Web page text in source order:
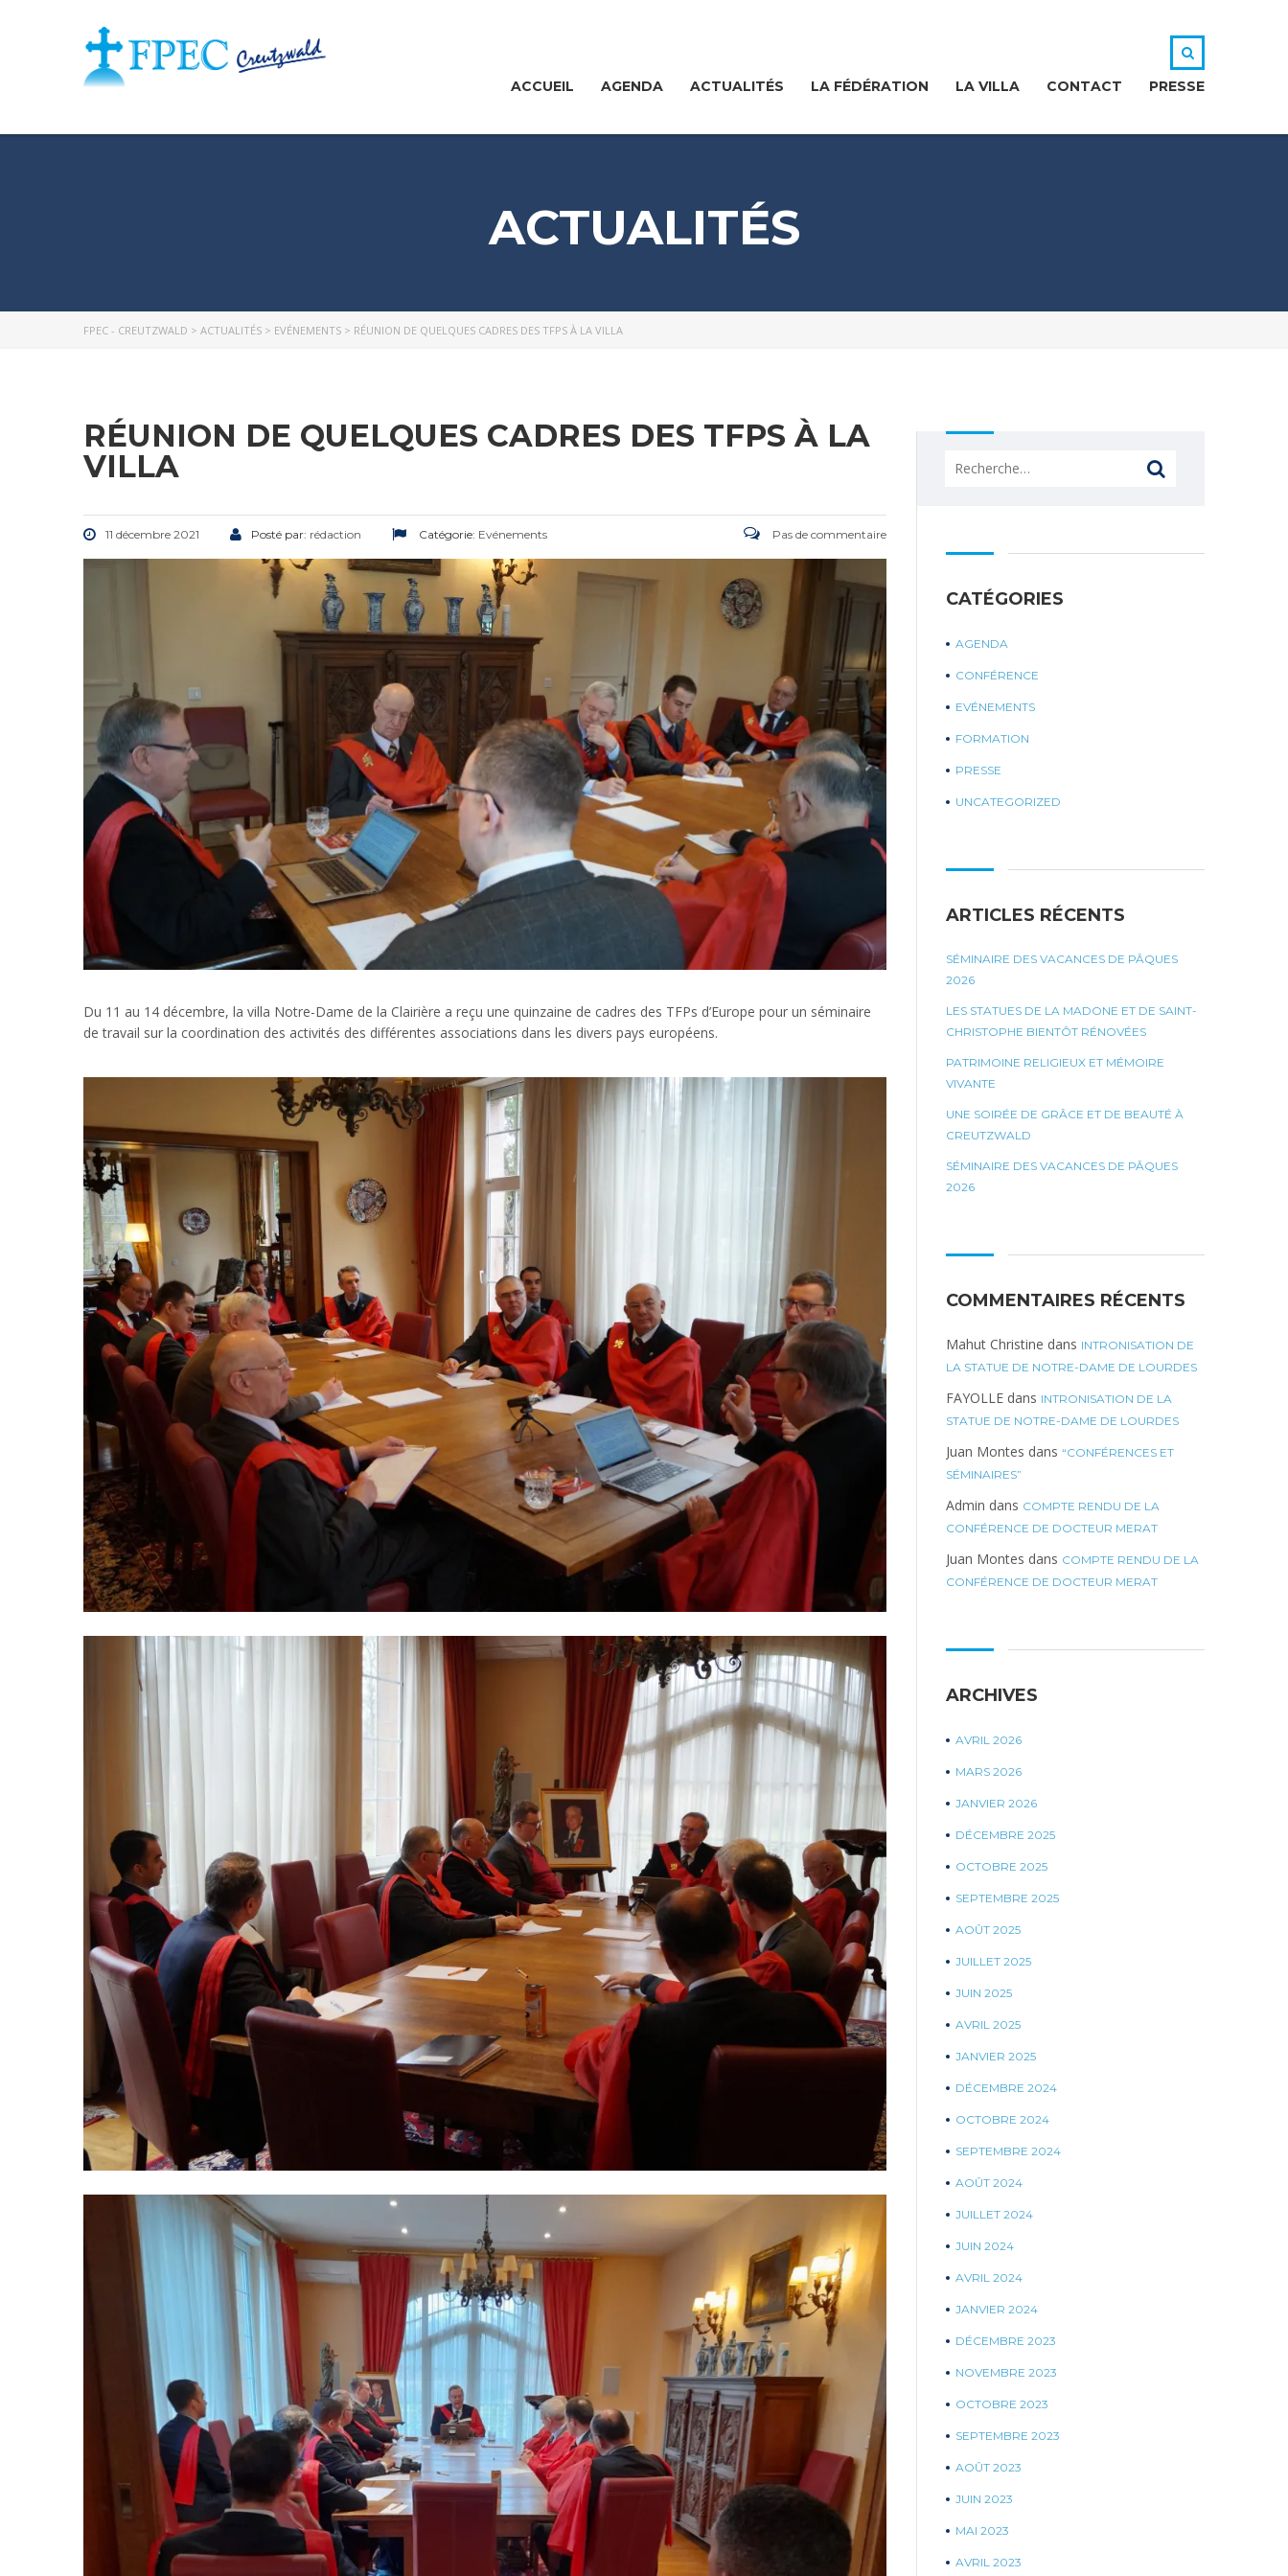
ACCUEIL AGENDA ACTUALITÉS LA FÉDÉRATION LA VILLA CONTACT PRESSE
ACTUALITÉS
FPEC - CREUTZWALD > ACTUALITÉS > EVÉNEMENTS > RÉUNION DE QUELQUES CADRES DES TFPS À LA VILLA
RÉUNION DE QUELQUES CADRES DES TFPS À LA
VILLA
11 décembre 2021 Posté par: rédaction Catégorie: Evénements Pas de commentaire
Du 11 au 14 décembre, la villa Notre-Dame de la Clairière a reçu une quinzaine de cadres des TFPs d’Europe pour un séminaire
de travail sur la coordination des activités des différentes associations dans les divers pays européens.
Rechercher :
CATÉGORIES
AGENDA
CONFÉRENCE
EVÉNEMENTS
FORMATION
PRESSE
UNCATEGORIZED
ARTICLES RÉCENTS
SÉMINAIRE DES VACANCES DE PÂQUES
2026
LES STATUES DE LA MADONE ET DE SAINT-
CHRISTOPHE BIENTÔT RÉNOVÉES
PATRIMOINE RELIGIEUX ET MÉMOIRE
VIVANTE
UNE SOIRÉE DE GRÂCE ET DE BEAUTÉ À
CREUTZWALD
SÉMINAIRE DES VACANCES DE PÂQUES
2026
COMMENTAIRES RÉCENTS
Mahut Christine dans INTRONISATION DE
LA STATUE DE NOTRE-DAME DE LOURDES
FAYOLLE dans INTRONISATION DE LA
STATUE DE NOTRE-DAME DE LOURDES
Juan Montes dans “CONFÉRENCES ET
SÉMINAIRES”
Admin dans COMPTE RENDU DE LA
CONFÉRENCE DE DOCTEUR MERAT
Juan Montes dans COMPTE RENDU DE LA
CONFÉRENCE DE DOCTEUR MERAT
ARCHIVES
AVRIL 2026
MARS 2026
JANVIER 2026
DÉCEMBRE 2025
OCTOBRE 2025
SEPTEMBRE 2025
AOÛT 2025
JUILLET 2025
JUIN 2025
AVRIL 2025
JANVIER 2025
DÉCEMBRE 2024
OCTOBRE 2024
SEPTEMBRE 2024
AOÛT 2024
JUILLET 2024
JUIN 2024
AVRIL 2024
JANVIER 2024
DÉCEMBRE 2023
NOVEMBRE 2023
OCTOBRE 2023
SEPTEMBRE 2023
AOÛT 2023
JUIN 2023
MAI 2023
AVRIL 2023